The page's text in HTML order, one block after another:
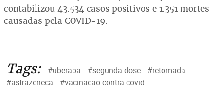
contabilizou 43.534 casos positivos e 1.351 mortes
causadas pela COVID-19.
Tags: #uberaba #segunda dose
#retomada
#astrazeneca
#vacinacao contra covid